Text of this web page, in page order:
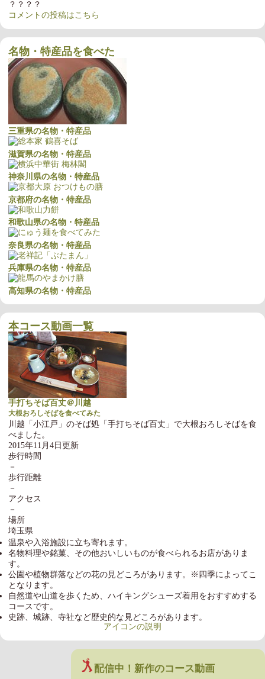
？？？？
コメントの投稿はこちら
名物・特産品を食べた
三重県の名物・特産品
滋賀県の名物・特産品
神奈川県の名物・特産品
京都府の名物・特産品
和歌山県の名物・特産品
奈良県の名物・特産品
兵庫県の名物・特産品
高知県の名物・特産品
本コース動画一覧
手打ちそば百丈＠川越
大根おろしそばを食べてみた
川越「小江戸」のそば処「手打ちそば百丈」で大根おろしそばを食
べました。
2015年11月4日更新
歩行時間
－
歩行距離
－
アクセス
－
場所
埼玉県
温泉や入浴施設に立ち寄れます。
名物料理や銘菓、その他おいしいものが食べられるお店がありま
す。
公園や植物群落などの花の見どころがあります。※四季によってこ
となります。
自然道や山道を歩くため、ハイキングシューズ着用をおすすめする
コースです。
史跡、城跡、寺社など歴史的な見どころがあります。
アイコンの説明
配信中！新作のコース動画